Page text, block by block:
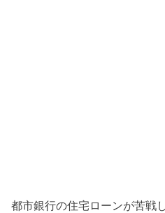
都市銀行の住宅ローンが苦戦